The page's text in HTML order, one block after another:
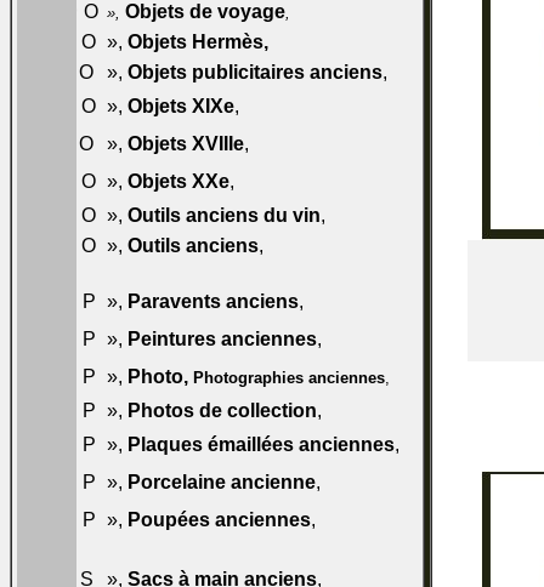
O », Objets de voyage,
O », Objets Hermès,
O », Objets publicitaires anciens,
O », Objets XIXe,
O », Objets XVIIIe,
O », Objets XXe,
O », Outils anciens du vin,
O », Outils anciens,
P », Paravents anciens,
P », Peintures anciennes,
P », Photo, Photographies anciennes,
P », Photos de collection,
P », Plaques émaillées anciennes,
P », Porcelaine ancienne,
P », Poupées anciennes,
S », Sacs à main anciens,